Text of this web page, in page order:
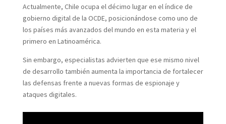
Actualmente, Chile ocupa el décimo lugar en el índice de
gobierno digital de la OCDE, posicionándose como uno de
los países más avanzados del mundo en esta materia y el
primero en Latinoamérica.
Sin embargo, especialistas advierten que ese mismo nivel
de desarrollo también aumenta la importancia de fortalecer
las defensas frente a nuevas formas de espionaje y
ataques digitales.